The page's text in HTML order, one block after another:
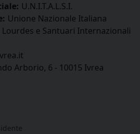
U.N.I.T.A.L.S.I.
Unione Nazionale Italiana
e Santuari Internazionali
Arborio, 6 - 10015 Ivrea